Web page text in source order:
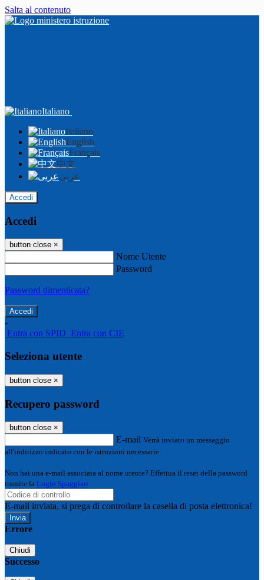
Salta al contenuto
Italiano
Italiano
English
Français
中文
عربى
Accedi
Accedi
button close ×
Nome Utente
Password
Password dimenticata?
-
Entra con SPID Entra con CIE
Seleziona utente
button close ×
Recupero password
button close ×
E-mail Verrà inviato un messaggio
all'indirizzo indicato con le istruzioni necessarie.
Non hai una e-mail associata al nome utente? Effettua il reset della password
tramite la Login Spaggiari
E-mail inviata, si prega di controllare la casella di posta elettronica!
Errore
Chiudi
Successo